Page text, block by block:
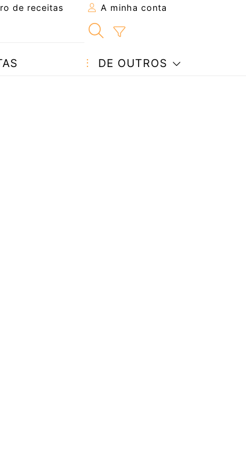
de receitas A minha conta
DE OUTROS
um amigo
o autor da receita
receita? Compartilhe